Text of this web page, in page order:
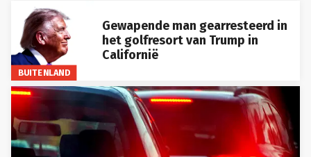
BUITENLAND
Gewapende man gearresteerd in
het golfresort van Trump in
Californië